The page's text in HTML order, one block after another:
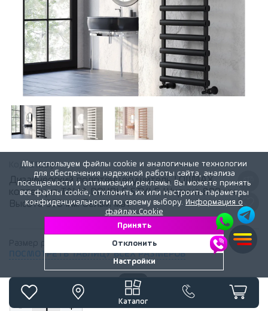
Каталог
Код:2122y
Дизайнерский полотенцесушитель LOJIMAX,
коллекция TALIA DOUBLE STYLE Ширина 800 мм.
Высота 320 мм. белый мат
800 мм x 320 мм
ПОСМОТРЕТЬ ТАБЛИЦУ ВСЕХ РАЗМЕРОВ
2 441 лей
- 1 +
Мы используем файлы cookie и аналогичные технологии
для обеспечения надежной работы сайта, анализа
посещаемости и оптимизации рекламы. Вы можете принять
все файлы cookie, отклонить их или настроить параметры
конфиденциальности по своему выбору. Информация о
файлах Cookie
Принять
Отклонить
Настройки